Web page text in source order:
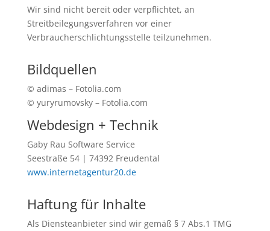
Wir sind nicht bereit oder verpflichtet, an
Streitbeilegungsverfahren vor einer
Verbraucherschlichtungsstelle teilzunehmen.
Bildquellen
© adimas – Fotolia.com
© yuryrumovsky – Fotolia.com
Webdesign + Technik
Gaby Rau Software Service
Seestraße 54 | 74392 Freudental
www.internetagentur20.de
Haftung für Inhalte
Als Diensteanbieter sind wir gemäß § 7 Abs.1 TMG